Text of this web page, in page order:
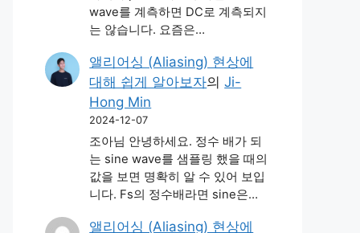
wave를 계측하면 DC로 계측되지
는 않습니다. 요즘은…
앨리어싱 (Aliasing) 현상에
대해 쉽게 알아보자의Ji-
Hong Min
2024-12-07
조아님 안녕하세요. 정수 배가 되
는 sine wave를 샘플링 했을 때의
값을 보면 명확히 알 수 있어 보입
니다. Fs의 정수배라면 sine은…
앨리어싱 (Aliasing) 현상에